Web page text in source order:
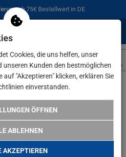
ab 75€ Bestellwert in DE
Cookies, die uns helfen, unser
unseren Kunden den bestmöglichen
auf "Akzeptieren" klicken, erklären Sie
einverstanden.
ÖFFNEN
ABLEHNEN
AKZEPTIEREN